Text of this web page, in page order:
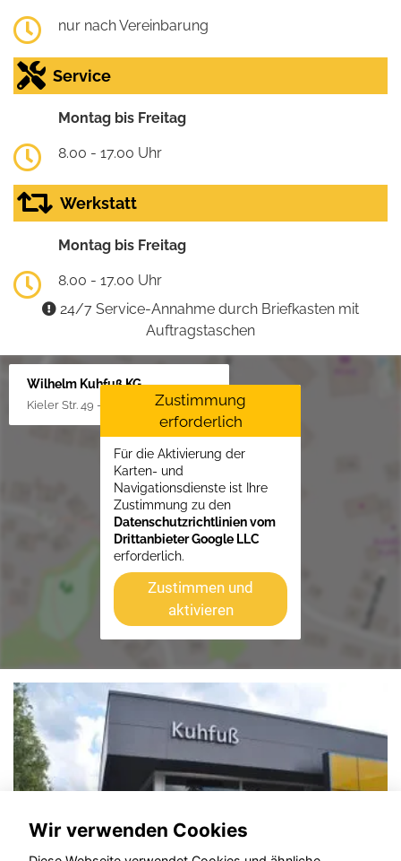
nur nach Vereinbarung
Service
Montag bis Freitag
8.00 - 17.00 Uhr
Werkstatt
Montag bis Freitag
8.00 - 17.00 Uhr
24/7 Service-Annahme durch Briefkasten mit
Auftragstaschen
Wilhelm Kuhfuß KG
Kieler Str. 49 - 51, 25451 Quickborn
Zustimmung
erforderlich
Für die Aktivierung der
Karten- und
Navigationsdienste ist Ihre
Zustimmung zu den
Datenschutzrichtlinien vom
Drittanbieter Google LLC
erforderlich.
Zustimmen und
aktivieren
Wir verwenden Cookies